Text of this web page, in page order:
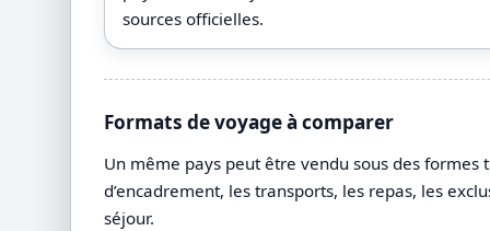
sources officielles.
Formats de voyage à comparer
Un même pays peut être vendu sous des
d’encadrement, les transports, les repas, les
séjour.